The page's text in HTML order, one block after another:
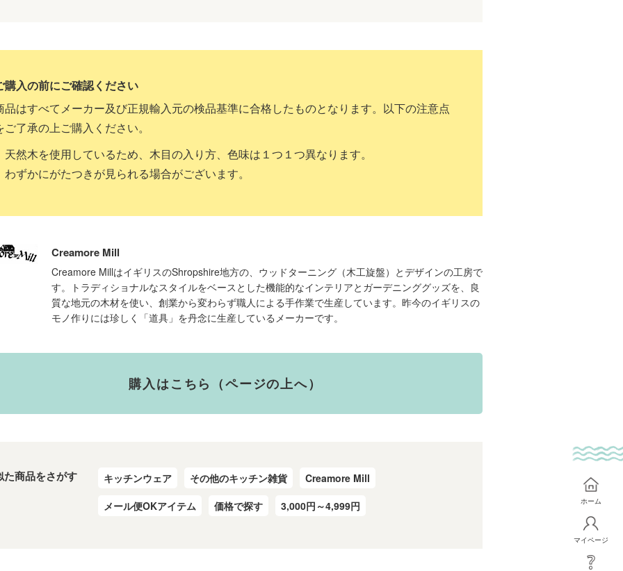
ホーム
マイページ
品はすべてメーカー及び正規輸入元の検品基準に合格したものとなります。以下の注意点
ご了承の上ご購入ください。
天然木を使用しているため、木目の入り方、色味は１つ１つ異なります。
わずかにがたつきが見られる場合がございます。
Creamore Mill
Creamore MillはイギリスのShropshire地方の、ウッドターニング（木工旋盤）とデザインの工房で
す。トラディショナルなスタイルをベースとした機能的なインテリアとガーデニンググッズを、良
質な地元の木材を使い、創業から変わらず職人による手作業で生産しています。昨今のイギリスの
モノ作りには珍しく「道具」を丹念に生産しているメーカーです。
購入はこちら（ページの上へ）
た商品をさがす キッチンウェア その他のキッチン雑貨
Creamore Mill
メール便OKアイテム
価格で探す 3,000円～4,999円